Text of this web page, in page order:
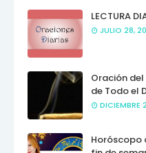
LECTURA
JULIO 28,
Oración
de Todo el
DICIEMBRE
Horóscopo